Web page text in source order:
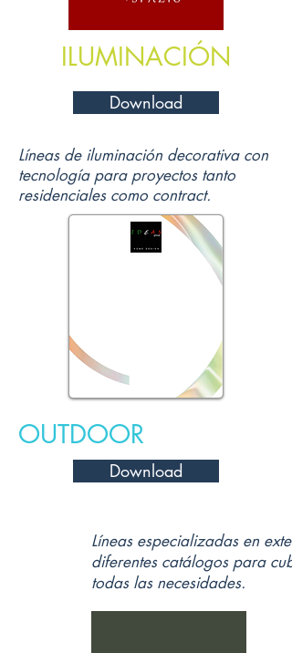
ILUMINACIÓN
Download
Líneas de iluminación decorativa con
tecnología para proyectos tanto
residenciales como contract.
OUTDOOR
Download
Líneas especializadas en
diferentes catálogos para
todas las necesidades.